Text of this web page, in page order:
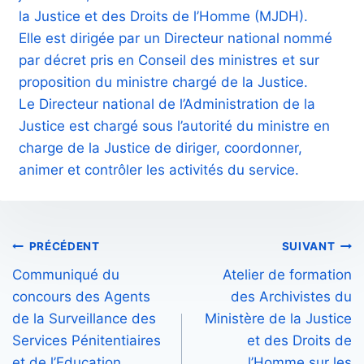
la Justice et des Droits de l’Homme (MJDH).
Elle est dirigée par un Directeur national nommé
par décret pris en Conseil des ministres et sur
proposition du ministre chargé de la Justice.
Le Directeur national de l’Administration de la
Justice est chargé sous l’autorité du ministre en
charge de la Justice de diriger, coordonner,
animer et contrôler les activités du service.
Navigation
de
l’article
PRÉCÉDENT
Communiqué du
concours des Agents
de la Surveillance des
Services Pénitentiaires
SUIVANT
Atelier de formation
des Archivistes du
Ministère de la Justice
et des Droits de